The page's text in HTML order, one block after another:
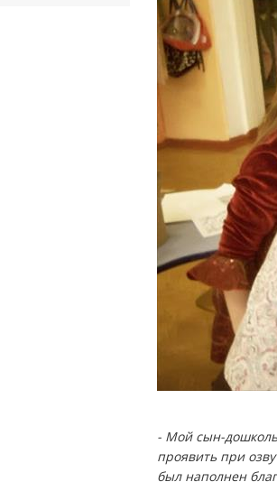
- Мой сын-
проявить при
был наполнен